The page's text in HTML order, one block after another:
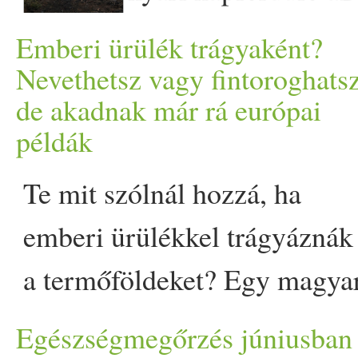
A 2026 júniusára
vonatkozó… The post
Félmillió oldalletöltés és
növekvő olvasótábor -
rekordhónapokkal zárja idei
első félévét a Prove appeared
first on Prove.
stresszt. Segít leküzdeni a
lustaságot és a depressziót.
Javítja az alvást. Intenzíven
hat a keringésre. Serkenti a
szív munkáját , felélénkíti az
egész test vérellátását . Az
alsó végtagokban megszüteti
a pangást. Csökkenti a
Emberi ürülék trágyaként?
Nevethetsz vagy
de akadnak már rá európai
példák
Te mit szólnál hozzá, ha
emberi ürülékkel trágyáznák
a termőföldeket? Egy
kutatás arra kereste a választ,
Egészségmegőrzés júniusban